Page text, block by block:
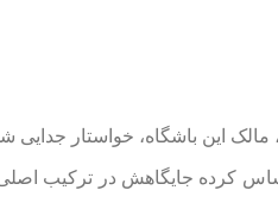
این باشگاه، خواستار
کرده جایگاهش در ترکیب